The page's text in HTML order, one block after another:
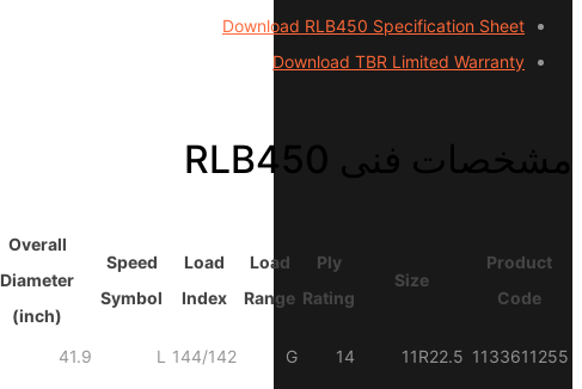
Download RLB450 Specification Sheet
Download TBR Limited Warranty
مشخصات فنی RLB450
Product
Code
Size
Ply
Rating
Load
Range
Load
Index
Speed
Symbol
Overall
Diameter
(inch)
1133611255
11R22.5
14
G
144/142
L
41.9